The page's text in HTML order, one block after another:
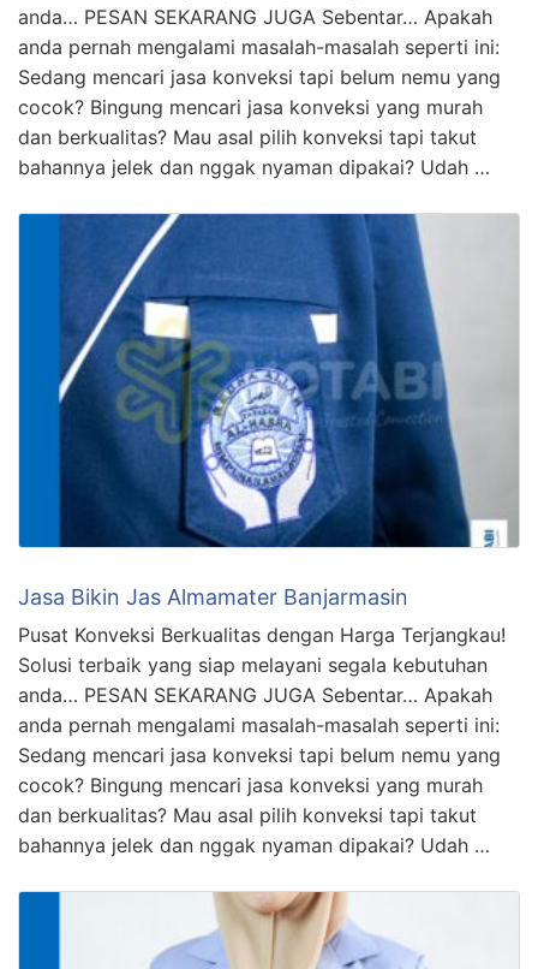
anda… PESAN SEKARANG JUGA Sebentar… Apakah
anda pernah mengalami masalah-masalah seperti ini:
Sedang mencari jasa konveksi tapi belum nemu yang
cocok? Bingung mencari jasa konveksi yang murah
dan berkualitas? Mau asal pilih konveksi tapi takut
bahannya jelek dan nggak nyaman dipakai? Udah …
Jasa Bikin Jas Almamater Banjarmasin
Pusat Konveksi Berkualitas dengan Harga Terjangkau!
Solusi terbaik yang siap melayani segala kebutuhan
anda… PESAN SEKARANG JUGA Sebentar… Apakah
anda pernah mengalami masalah-masalah seperti ini:
Sedang mencari jasa konveksi tapi belum nemu yang
cocok? Bingung mencari jasa konveksi yang murah
dan berkualitas? Mau asal pilih konveksi tapi takut
bahannya jelek dan nggak nyaman dipakai? Udah …